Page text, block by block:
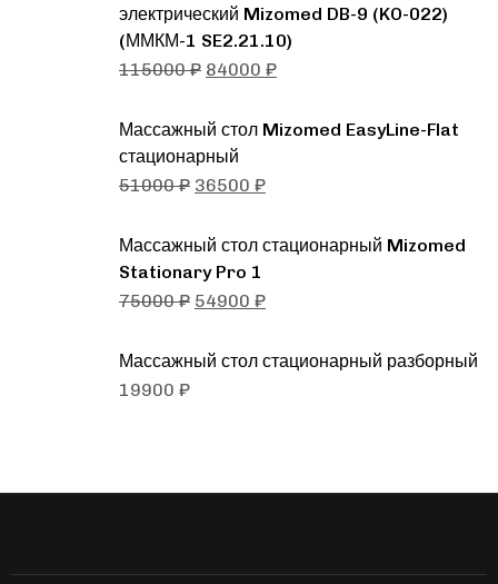
электрический Mizomed DB-9 (KO-022)
(ММКМ-1 SE2.21.10)
115000₽ 84000 ₽
Массажный стол Mizomed EasyLine-Flat
стационарный
51000₽ 36500 ₽
Массажный стол стационарный Mizomed
Stationary Pro 1
75000₽ 54900 ₽
Массажный стол стационарный разборный
19900 ₽